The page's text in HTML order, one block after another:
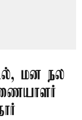
மன நல